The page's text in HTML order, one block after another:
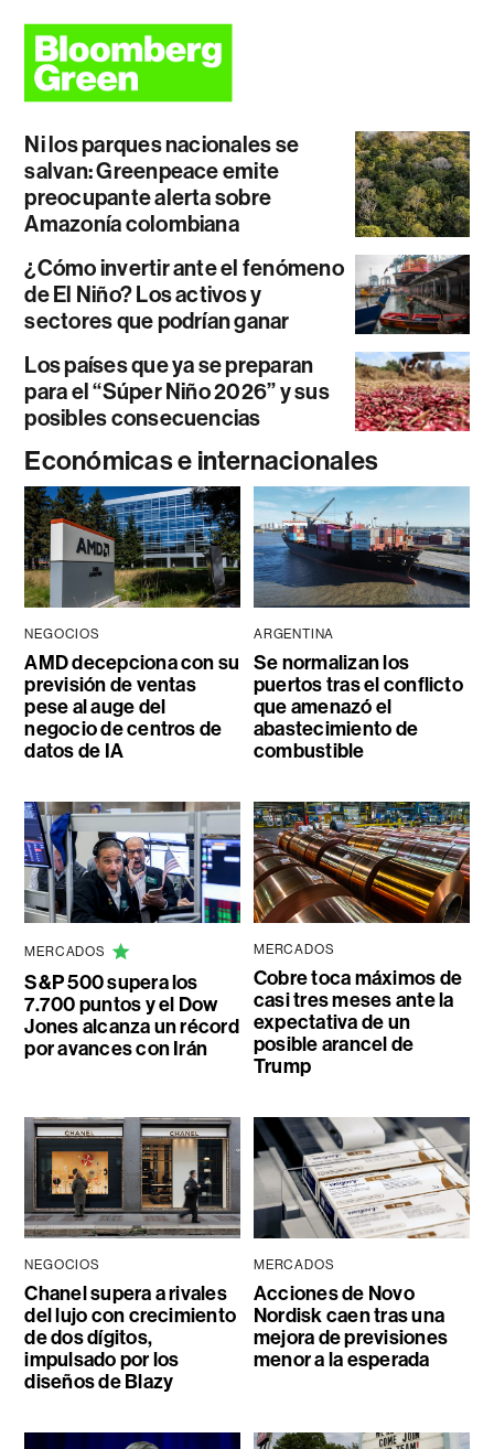
Ni los parques nacionales se
salvan: Greenpeace emite
preocupante alerta sobre
Amazonía colombiana
¿Cómo invertir ante el fenómeno
de El Niño? Los activos y
sectores que podrían ganar
Los países que ya se preparan
para el “Súper Niño 2026” y sus
posibles consecuencias
Económicas e internacionales
NEGOCIOS
AMD decepciona con su
previsión de ventas
pese al auge del
negocio de centros de
datos de IA
ARGENTINA
Se normalizan los
puertos tras el conflicto
que amenazó el
abastecimiento de
combustible
MERCADOS
S&P 500 supera los
7.700 puntos y el Dow
Jones alcanza un récord
por avances con Irán
MERCADOS
Cobre toca máximos de
casi tres meses ante la
expectativa de un
posible arancel de
Trump
NEGOCIOS
Chanel supera a rivales
del lujo con crecimiento
de dos dígitos,
impulsado por los
diseños de Blazy
MERCADOS
Acciones de Novo
Nordisk caen tras una
mejora de previsiones
menor a la esperada